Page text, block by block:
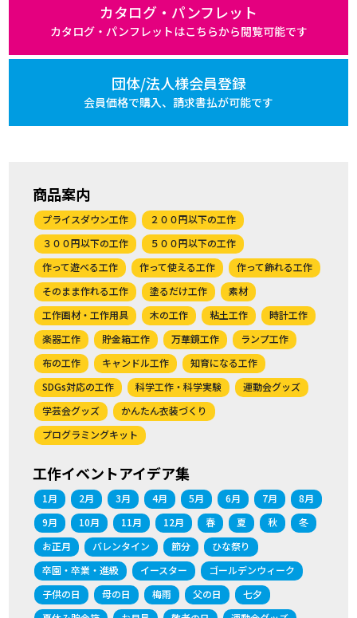
カタログ・パンフレット
カタログ・パンフレットはこちらから閲覧可能です
団体/法人様会員登録
会員価格で購入、 請求書払が可能です
商品案内
プライスダウン工作
２００円以下の工作
３００円以下の工作
５００円以下の工作
作って遊べる工作
作って使える工作
作って飾れる工作
そのまま作れる工作
塗るだけ工作
素材
工作画材・工作用具
木の工作 粘土工作
時計工作
楽器工作
貯金箱工作 万華鏡工作
ランプ工作
布の工作
キャンドル工作
知育になる工作
SDGs対応の工作
科学工作・科学実験
運動会グッズ
学芸会グッズ
かんたん衣装づくり
プログラミングキット
工作イベントアイデア集
1月 2月 3月 4月 5月 6月 7月
8月
9月
10月 11月 12月 春 夏 秋
冬
お正月
バレンタイン 節分
ひな祭り
卒園・卒業・進級
イースター
ゴールデンウィーク
子供の日
母の日 梅雨 父の日
七夕